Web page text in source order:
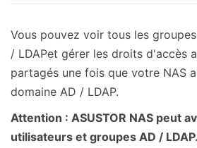
Vous pouvez voir tous les
/ LDAPet gérer les droits d'accès
partagés une fois que votre NAS
domaine AD / LDAP.
Attention : ASUSTOR NAS peut
utilisateurs et groupes AD /